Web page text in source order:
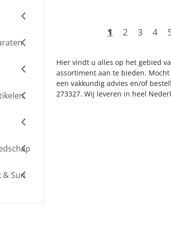
& Sun
1 2 3 4
Hier vindt u alles op het gebied
assortiment aan te bieden.
een vakkundig advies en/of
273327. Wij leveren in heel